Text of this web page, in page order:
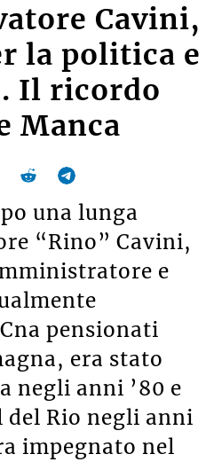
Cavini,
la politica e
Il ricordo
Manca
una lunga
“Rino” Cavini,
e
pensionati
era stato
negli anni ’80 e
del Rio negli anni
impegnato nel